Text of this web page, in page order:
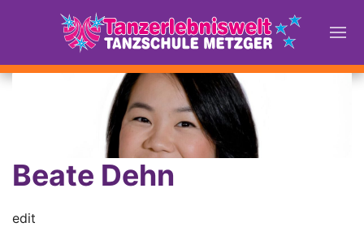
Beate Dehn
edit